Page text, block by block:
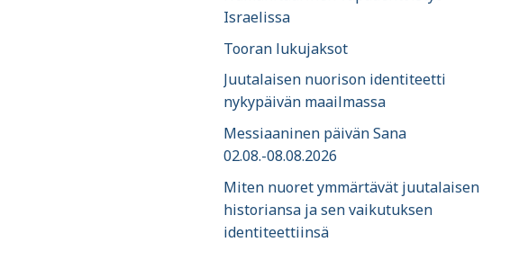
Israelissa
Tooran lukujaksot
Juutalaisen nuorison identiteetti
nykypäivän maailmassa
Messiaaninen päivän Sana
02.08.-08.08.2026
Miten nuoret ymmärtävät juutalaisen
historiansa ja sen vaikutuksen
identiteettiinsä